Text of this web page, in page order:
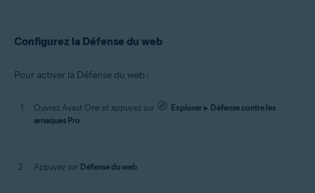
Configurez la Défense du web
Pour activer la Défense du web :
Ouvrez Avast One et appuyez sur Explorer ▸ Défense contre les
arnaques Pro.
Appuyez sur Défense du web.